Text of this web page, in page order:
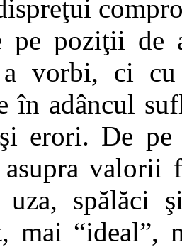
poziţii de
a vorbi, ci
în adâncul
erori. De
valorii
spălăci
mai